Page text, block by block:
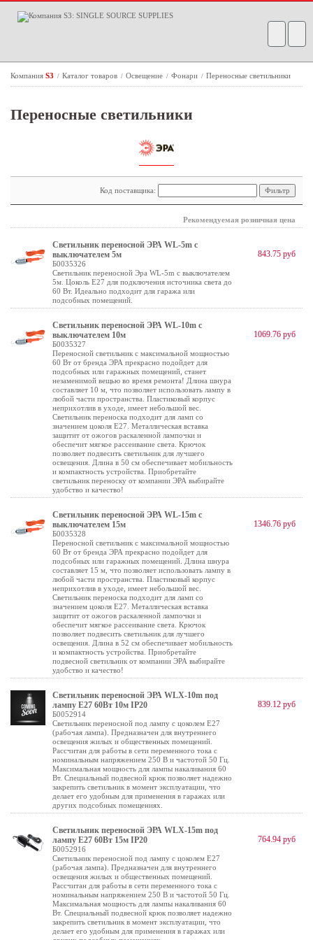
Компания S3 / Каталог товаров / Освещение / Фонари / Переносные светильники
Переносные светильники
Код поставщика:
Рекомендуемая розничная цена
Светильник переносной ЭРА WL-5m с
выключателем 5м
Б0035326
Светильник переносной Эра WL-5m с выключателем
5м. Цоколь Е27 для подключения источника света до
60 Вт. Идеально подходит для гаража или
подсобных помещений.
843.75 руб
Светильник переносной ЭРА WL-10m с
выключателем 10м
Б0035327
Переносной светильник с максимальной мощностью
60 Вт от бренда ЭРА прекрасно подойдет для
подсобных или гаражных помещений, станет
незаменимой вещью во время ремонта! Длина шнура
составляет 10 м, что позволяет использовать лампу в
любой части пространства. Пластиковый корпус
неприхотлив в уходе, имеет небольшой вес.
Светильник переноска подходит для ламп со
значением цоколя E27. Металлическая вставка
защитит от ожогов раскаленной лампочки и
обеспечит мягкое рассеивание света. Крючок
позволяет подвесить светильник для лучшего
освещения. Длина в 50 см обеспечивает мобильность
и компактность устройства. Приобретайте
светильник переноску от компании ЭРА выбирайте
удобство и качество!
1069.76 руб
Светильник переносной ЭРА WL-15m с
выключателем 15м
Б0035328
Переносной светильник с максимальной мощностью
60 Вт от бренда ЭРА прекрасно подойдет для
подсобных или гаражных помещений. Длина шнура
составляет 15 м, что позволяет использовать лампу в
любой части пространства. Пластиковый корпус
неприхотлив в уходе, имеет небольшой вес.
Светильник переноска подходит для ламп со
значением цоколя E27. Металлическая вставка
защитит от ожогов раскаленной лампочки и
обеспечит мягкое рассеивание света. Крючок
позволяет подвесить светильник для лучшего
освещения. Длина в 52 см обеспечивает мобильность
и компактность устройства. Приобретайте
подвесной светильник от компании ЭРА выбирайте
удобство и качество!
1346.76 руб
Светильник переносной ЭРА WLX-10m под
лампу E27 60Вт 10м IP20
Б0052914
Светильник переносной под лампу с цоколем E27
(рабочая лампа). Предназначен для внутреннего
освещения жилых и общественных помещений.
Рассчитан для работы в сети переменного тока с
номинальным напряжением 250 В и частотой 50 Гц.
Максимальная мощность для лампы накаливания 60
Вт. Специальный подвесной крюк позволяет надежно
закрепить светильник в момент эксплуатации, что
делает его удобным для применения в гаражах или
других подсобных помещениях.
839.12 руб
Светильник переносной ЭРА WLX-15m под
лампу E27 60Вт 15м IP20
Б0052916
Светильник переносной под лампу с цоколем E27
(рабочая лампа). Предназначен для внутреннего
освещения жилых и общественных помещений.
Рассчитан для работы в сети переменного тока с
номинальным напряжением 250 В и частотой 50 Гц.
Максимальная мощность для лампы накаливания 60
Вт. Специальный подвесной крюк позволяет надежно
закрепить светильник в момент эксплуатации, что
делает его удобным для применения в гаражах или
764.94 руб